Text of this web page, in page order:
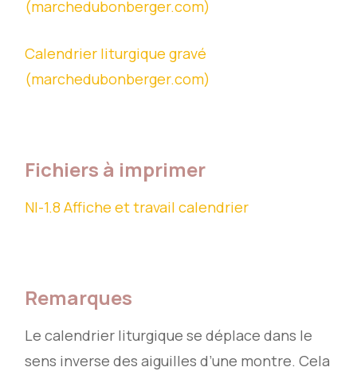
(marchedubonberger.com)
Calendrier liturgique gravé
(marchedubonberger.com)
Fichiers à imprimer
NI-1.8 Affiche et travail calendrier
Remarques
Le calendrier liturgique se déplace dans le
sens inverse des aiguilles d’une montre. Cela